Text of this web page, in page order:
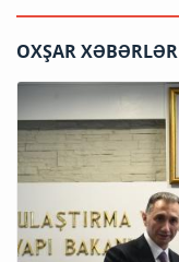
OXŞAR XƏBƏRLƏR